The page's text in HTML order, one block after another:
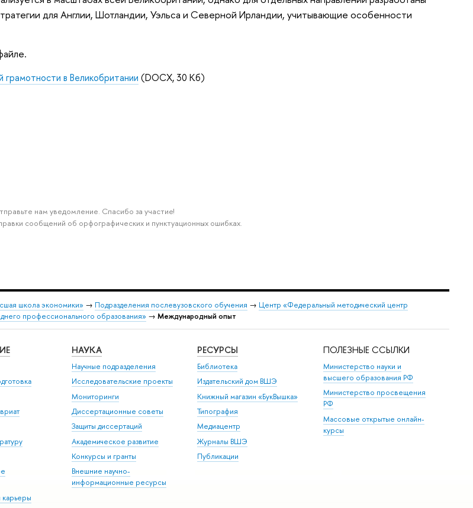
для Англии, Шотландии, Уэльса и Северной Ирландии, учитывающие особенности
в Великобритании (DOCX, 30 Кб)
нам уведомление. Спасибо за участие!
сообщений об орфографических и пунктуационных ошибках.
школа экономики» → Подразделения послевузовского обучения → Центр «Федеральный методический центр
профессионального образования» → Международный опыт
карьеры
НАУКА
Научные подразделения
Исследовательские проекты
Мониторинги
Диссертационные советы
Защиты диссертаций
Академическое развитие
Конкурсы и гранты
Внешние научно-
информационные ресурсы
РЕСУРСЫ
Библиотека
Издательский дом ВШЭ
Книжный магазин «БукВышка»
Типография
Медиацентр
Журналы ВШЭ
Публикации
ПОЛЕЗНЫЕ ССЫЛКИ
Министерство науки и
высшего образования РФ
Министерство просвещения
РФ
Массовые открытые онлайн-
курсы